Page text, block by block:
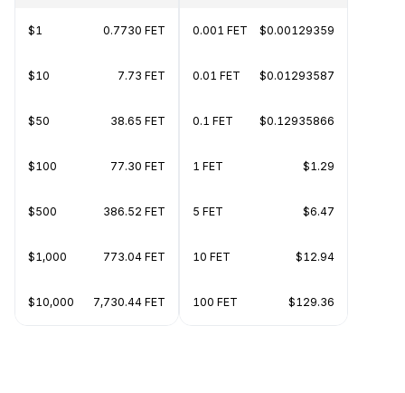
$1 0.7730 FET
$10 7.73 FET
$50 38.65 FET
$100 77.30 FET
$500 386.52 FET
$1,000 773.04 FET
$10,000 7,730.44 FET
0.001 FET $0.00129359
0.01 FET $0.01293587
0.1 FET $0.12935866
1 FET $1.29
5 FET $6.47
10 FET $12.94
100 FET $129.36